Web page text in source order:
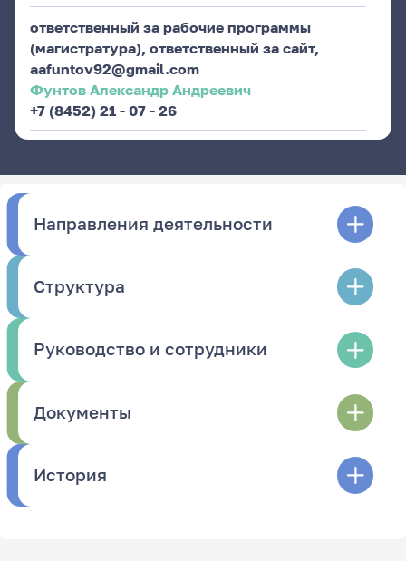
ответственный за рабочие программы
(магистратура), ответственный за сайт,
aafuntov92@gmail.com
Фунтов Александр Андреевич
+7 (8452) 21 - 07 - 26
Направления деятельности
Структура
Руководство и сотрудники
Документы
История